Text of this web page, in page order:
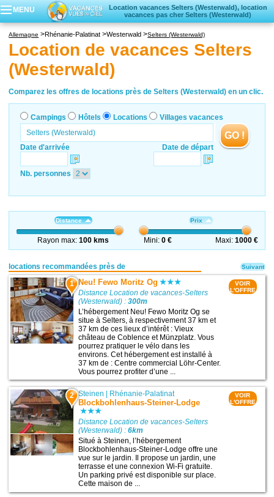
MENU
Location vacances Selters (Westerwald), location
vacances pas cher Selters (Westerwald)
Locations vacances
Villages vacances
Allemagne Rhénanie-Palatinat Westerwald Selters (Westerwald)
Location de vacances Selters
(Westerwald)
Comparez les offres de locations près de Selters (Westerwald) en un clic.
Campings Hôtels Locations Villages vacances
Date d'arrivée Date de départ
GO !
Nb. personnes
Distance
Rayon max:100 kms
Prix
Mini:0 € Maxi: 1000 €
locations recommandées près de
1 Neu! Fewo Moritz Og
Distance Location de vacances-Selters
(Westerwald) :300m
L’hébergement Neu! Fewo Moritz Og se
situe à Selters, à respectivement 37 km et
37 km de ces lieux d’intérêt : Vieux
château de Coblence et Münzplatz. Vous
pourrez pratiquer le vélo dans les
environs. Cet hébergement est installé à
37 km de : Centre commercial Löhr-Center.
Vous pourrez profiter d’une ...
VOIR
L'OFFRE
2 Steinen Rhénanie-Palatinat
Blockbohlenhaus-Steiner-Lodge
Distance Location de vacances-Selters
(Westerwald) :6km
Situé à Steinen, l’hébergement
Blockbohlenhaus-Steiner-Lodge offre une
vue sur le jardin. Il propose un jardin, une
terrasse et une connexion Wi-Fi gratuite.
Un parking privé est disponible sur place.
Cette maison de ...
VOIR
L'OFFRE
Suivant